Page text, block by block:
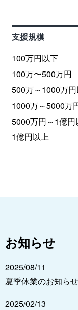
支援規模
100万円以下
100万〜500万円
500万～1000万
1000万～5000万
5000万円～1億円
1億円以上
お知らせ
2025/08/11
夏季休業のお知らせ
2025/02/13